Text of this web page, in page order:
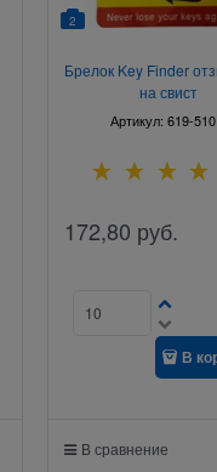
2
Брелок Key Finder
на свист
Артикул: 619-510
172,80 руб.
В
В сравнение